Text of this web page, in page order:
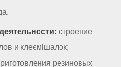
строение
и клеємішалок;
резиновых